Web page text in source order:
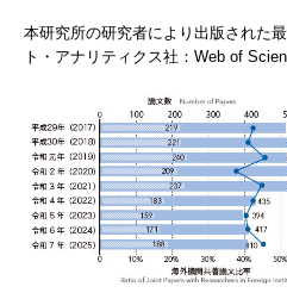
本研究所の研究者により出版された
ト・アナリティクス社：Web of